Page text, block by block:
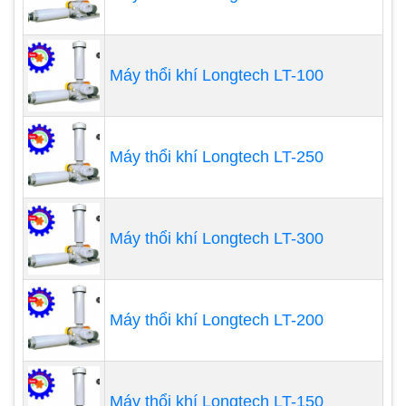
Hiệu suất vận chuyển oxy của các loại sục khí cơ
học trong các ao khác nhau trong ngày liên quan
đến nồng độ oxy hòa tan. Nồng độ oxy hòa tan
thường thấp nhất lúc sắp bình minh, tăng lên trong
ngày đến đỉnh điểm vào giữa buổi chiều và sau đó
giảm vào ban đêm.
Máy thổi khí Longtech LT-100
Máy thổi khí Longtech LT-250
Máy thổi khí Longtech LT-300
Máy thổi khí Longtech LT-200
Máy thổi khí Longtech LT-150